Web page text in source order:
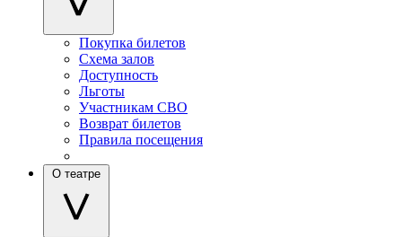
Покупка билетов
Схема залов
Доступность
Льготы
Участникам СВО
Возврат билетов
Правила посещения
О театре